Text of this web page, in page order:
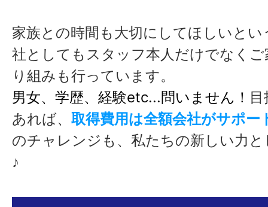
家族との時間も大切にしてほしいと
社としてもスタッフ本人だけでなく
り組みも行っています。
男女、学歴、経験etc...問いません！
あれば、 取得費用は全額会社がサポー
のチャレンジも、私たちの新しい力
♪